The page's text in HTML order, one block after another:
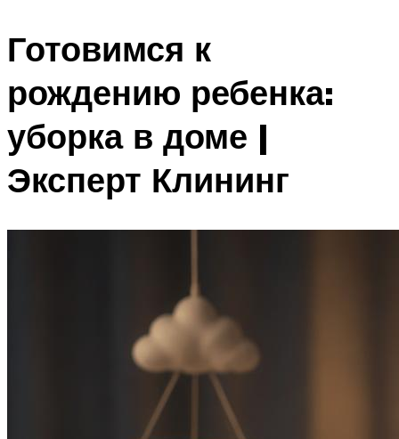
Готовимся к
рождению ребенка:
уборка в доме |
Эксперт Клининг